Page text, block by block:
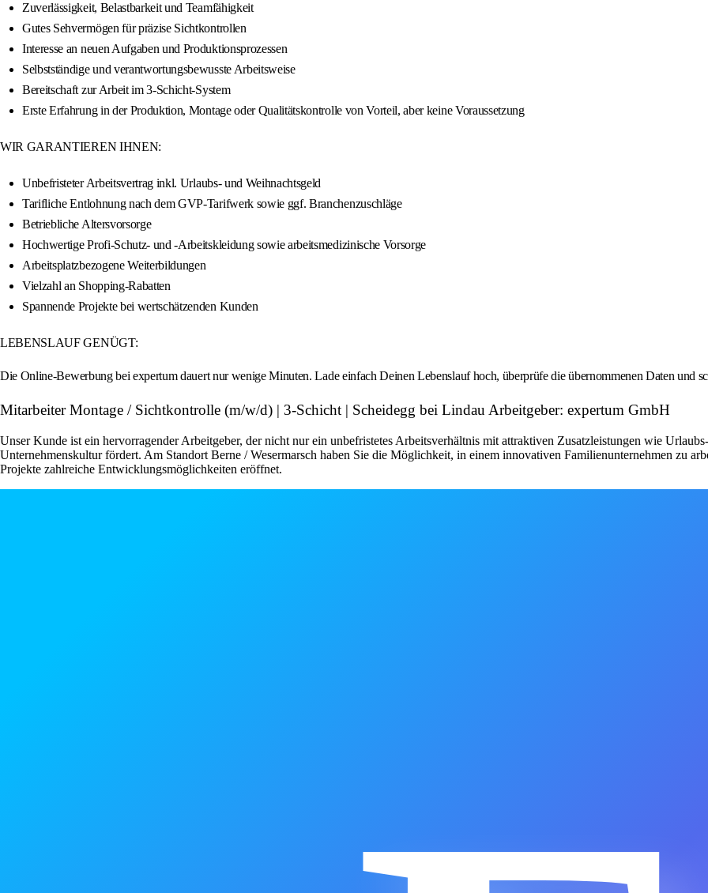
Zuverlässigkeit, Belastbarkeit und Teamfähigkeit
Gutes Sehvermögen für präzise Sichtkontrollen
Interesse an neuen Aufgaben und Produktionsprozessen
Selbstständige und verantwortungsbewusste Arbeitsweise
Bereitschaft zur Arbeit im 3-Schicht-System
Erste Erfahrung in der Produktion, Montage oder Qualitätskontrolle von Vorteil, aber keine Voraussetzung
WIR GARANTIEREN IHNEN:
Unbefristeter Arbeitsvertrag inkl. Urlaubs- und Weihnachtsgeld
Tarifliche Entlohnung nach dem GVP-Tarifwerk sowie ggf. Branchenzuschläge
Betriebliche Altersvorsorge
Hochwertige Profi-Schutz- und -Arbeitskleidung sowie arbeitsmedizinische Vorsorge
Arbeitsplatzbezogene Weiterbildungen
Vielzahl an Shopping-Rabatten
Spannende Projekte bei wertschätzenden Kunden
LEBENSLAUF GENÜGT:
Die Online-Bewerbung bei expertum dauert nur wenige Minuten. Lade einfach Deinen Lebenslauf hoch, überprüfe die übernommenen Daten und
Mitarbeiter Montage / Sichtkontrolle (m/w/d) | 3-Schicht | Scheidegg bei Lindau Arbeitgeber: expertum GmbH
Unser Kunde ist ein hervorragender Arbeitgeber, der nicht nur ein unbefristetes Arbeitsverhältnis mit attraktiven Zusatzleistungen wie
Unternehmenskultur fördert. Am Standort Berne / Wesermarsch haben Sie die Möglichkeit, in einem innovativen Familienunternehmen zu
Projekte zahlreiche Entwicklungsmöglichkeiten eröffnet.